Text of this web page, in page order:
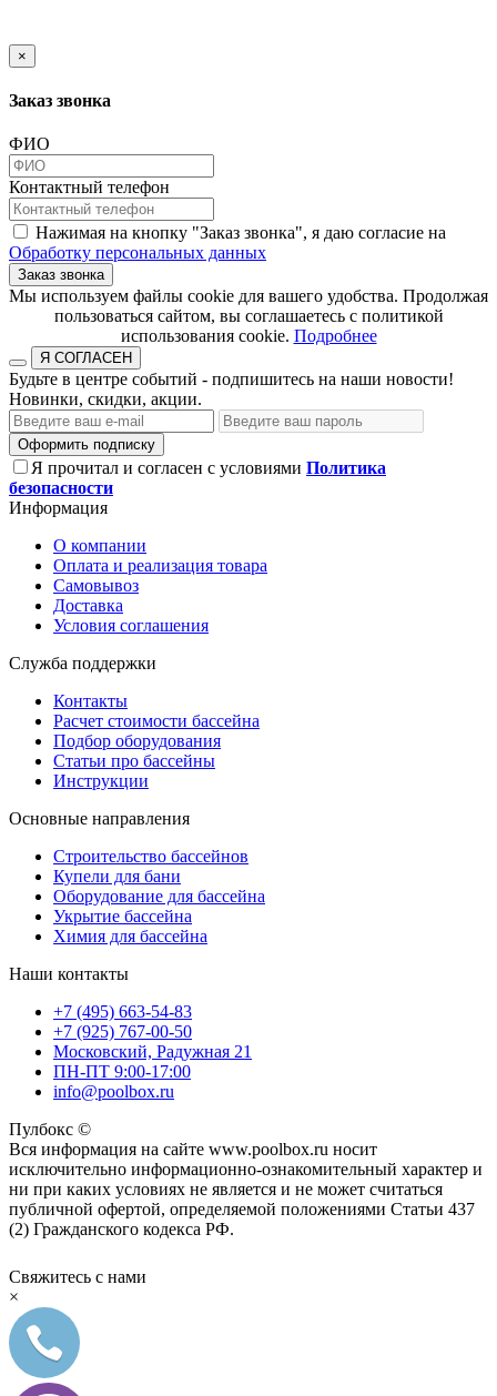
×
Заказ звонка
ФИО
Контактный телефон
Нажимая на кнопку "Заказ звонка", я даю согласие на
Обработку персональных данных
Заказ звонка
​​​​​​​Мы используем файлы cookie для вашего удобства. Продолжая
пользоваться сайтом, вы соглашаетесь с политикой
использования cookie.​​​​​​​ Подробнее
Я СОГЛАСЕН
Будьте в центре событий - подпишитесь на наши новости!
Новинки, скидки, акции.
Оформить подписку
Я прочитал и согласен с условиями Политика
безопасности
Информация
О компании
Оплата и реализация товара
Самовывоз
Доставка
Условия соглашения
Служба поддержки
Контакты
Расчет стоимости бассейна
Подбор оборудования
Статьи про бассейны
Инструкции
Основные направления
Строительство бассейнов
Купели для бани
Оборудование для бассейна
Укрытие бассейна
Химия для бассейна
Наши контакты
+7 (495) 663-54-83
+7 (925) 767-00-50
Московский, Радужная 21
ПН-ПТ 9:00-17:00
info@poolbox.ru
Пулбокс ©
Вся информация на сайте www.poolbox.ru носит
исключительно информационно-ознакомительный характер и
ни при каких условиях не является и не может считаться
публичной офертой, определяемой положениями Статьи 437
(2) Гражданского кодекса РФ.
Свяжитесь с нами
×